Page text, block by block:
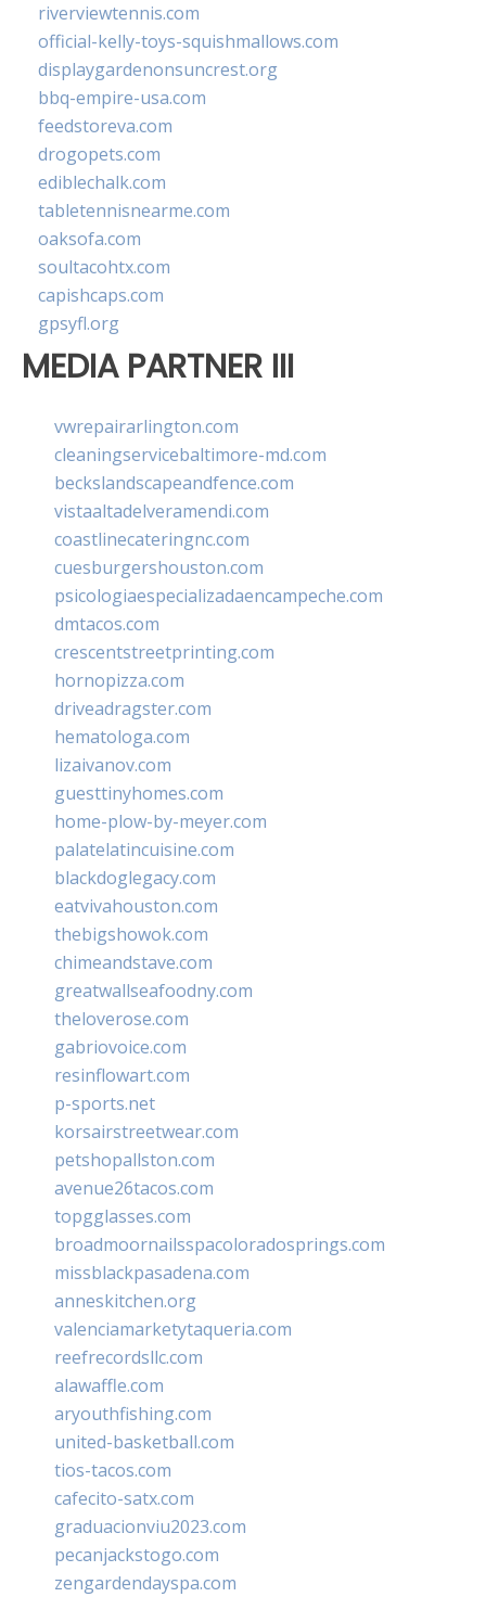
riverviewtennis.com
official-kelly-toys-squishmallows.com
displaygardenonsuncrest.org
bbq-empire-usa.com
feedstoreva.com
drogopets.com
ediblechalk.com
tabletennisnearme.com
oaksofa.com
soultacohtx.com
capishcaps.com
gpsyfl.org
MEDIA PARTNER III
vwrepairarlington.com
cleaningservicebaltimore-md.com
beckslandscapeandfence.com
vistaaltadelveramendi.com
coastlinecateringnc.com
cuesburgershouston.com
psicologiaespecializadaencampeche.com
dmtacos.com
crescentstreetprinting.com
hornopizza.com
driveadragster.com
hematologa.com
lizaivanov.com
guesttinyhomes.com
home-plow-by-meyer.com
palatelatincuisine.com
blackdoglegacy.com
eatvivahouston.com
thebigshowok.com
chimeandstave.com
greatwallseafoodny.com
theloverose.com
gabriovoice.com
resinflowart.com
p-sports.net
korsairstreetwear.com
petshopallston.com
avenue26tacos.com
topgglasses.com
broadmoornailsspacoloradosprings.com
missblackpasadena.com
anneskitchen.org
valenciamarketytaqueria.com
reefrecordsllc.com
alawaffle.com
aryouthfishing.com
united-basketball.com
tios-tacos.com
cafecito-satx.com
graduacionviu2023.com
pecanjackstogo.com
zengardendayspa.com